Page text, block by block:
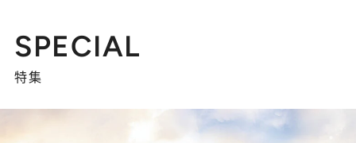
SPECIAL
特集